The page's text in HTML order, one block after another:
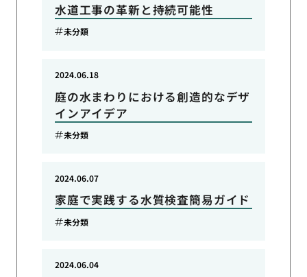
水道工事の革新と持続可能性
未分類
庭の水まわりにおける創造的なデザ
インアイデア
2024.06.18
未分類
家庭で実践する水質検査簡易ガイド
2024.06.07
未分類
2024.06.04